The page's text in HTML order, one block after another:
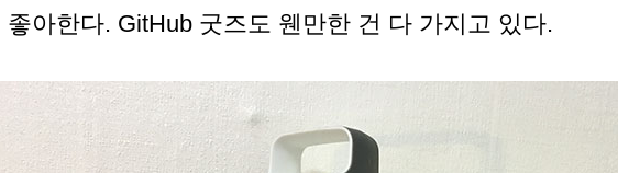
좋아한다. GitHub 굿즈도 웬만한 건 다 가지고 있다.